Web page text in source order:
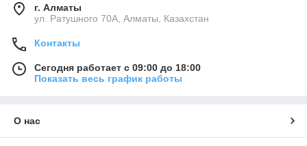
г. Алматы
ул. Ратушного 70А, Алматы, Казахстан
Контакты
Сегодня работает с 09:00 до 18:00
Показать весь график работы
О нас